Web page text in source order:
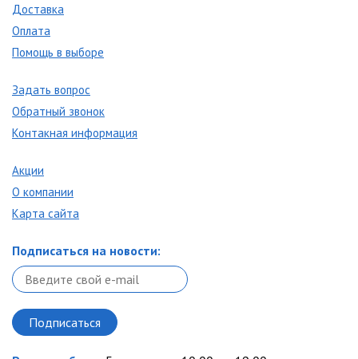
Доставка
Оплата
Помощь в выборе
Задать вопрос
Обратный звонок
Контакная информация
Акции
О компании
Карта сайта
Подписаться на новости: